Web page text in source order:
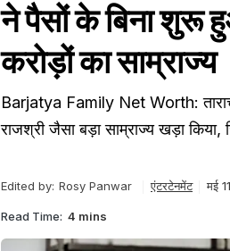
ने पैसों के बिना शुरू
करोड़ों का साम्राज्य
Barjatya Family Net Worth:
राजश्री जैसा बड़ा साम्राज्य खड़ा किया,
Edited by: Rosy Panwar एंटरटेनमेंट मई
Read Time: 4 mins